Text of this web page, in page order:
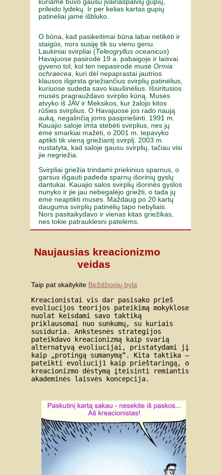
kuriame buvo gausu įvairiaspalvių gupių,
prileido lydekų. Ir per kelias kartas gupių
patinėliai jame išbluko.
O būna, kad pasikeitimai būna labai netikėti ir
staigūs, nors susiję tik su vienu genu.
Laukiniai svirpliai (Teleogryllus oceanicus)
Havajuose pasirodė 19 a. pabaigoje ir laisvai
gyveno tol, kol ten nepasirodė musė Ormia
ochraecea, kuri dėl nepaprastai jautrios
klausos išgirsta griežiančius svirplių patinėlius,
kuriuose sudeda savo kiaušinėlius. Išsiritusios
musės pragrauždavo svirplio kūną. Musės
atvyko iš JAV ir Meksikos, kur žalojo kitos
rūšies svirplius. O Havajuose jos rado naują
auką, negalinčią joms pasipriešinti. 1991 m.
Kauajio saloje imta stebėti svirplius, nes jų
ėmė smarkiai mažėti, o 2001 m. tepavyko
aptikti tik vieną griežiantį svirplį. 2003 m.
nustatyta, kad saloje gausu svirplių, tačiau visi
jie negriežia.
Svirpliai griežia trindami priekinius sparnus, o
garsus išgauti padeda sparnų išorinių gyslų
dantukai. Kauajio salos svirplių išorinės gyslos
nunyko ir jie jau nebegalėjo griežti, o tada jų
ėmė neaptikti musės. Maždaug po 20 kartų
dauguma svirplių patinėlių tapo nebyliais.
Nors pasitaikydavo ir vienas kitas griežikas,
nes tokie patrauklesni patelėms.
Naujausias kreacionizmo
veidas
Taip pat skaitykite Beždžionių byla
Kreacionistai vis dar pasisako prieš
evoliucijos teorijos pateikimą mokyklose
nuolat keisdami savo taktiką
priklausomai nuo sunkumų, su kuriais
susiduria. Ankstesnės strategijos
pateikdavo kreacionizmą kaip svarią
alternatyvą evoliucijai, pristatydami jį
kaip „protingą sumanymą“. Kita taktika –
pateikti evoliucij1 kaip prieštaringą, o
kreacionizmo dėstymą įteisinti remiantis
akademinės laisvės koncepcija.